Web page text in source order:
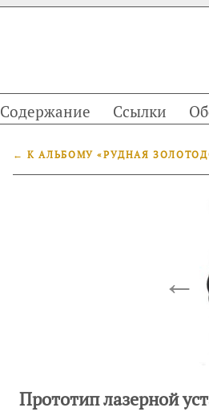
Содержание Ссылки
← К АЛЬБОМУ «РУДНАЯ
←
Прототип лазерной